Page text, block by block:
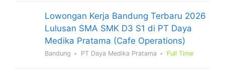
Lowongan Kerja Bandung Terbaru 2026
Lulusan SMA SMK D3 S1 di PT Daya
Medika Pratama (Cafe Operations)
Bandung PT Daya Medika Pratama Full Time